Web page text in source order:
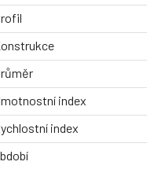
index
index